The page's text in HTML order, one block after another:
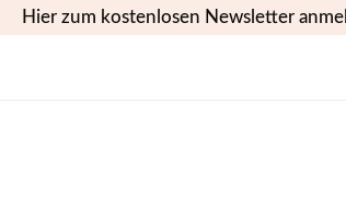
Hier zum kostenlosen Newsletter